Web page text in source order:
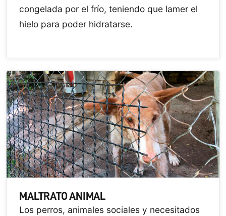
congelada por el frío, teniendo que lamer el
hielo para poder hidratarse.
MALTRATO ANIMAL
Los perros, animales sociales y necesitados